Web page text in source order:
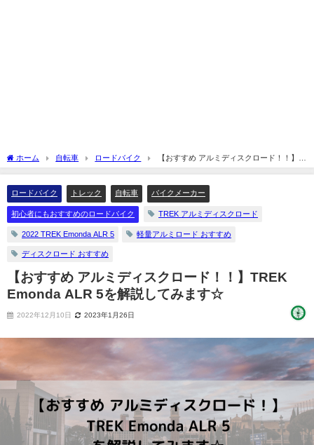
ホーム 自転車 ロードバイク
【おすすめ アルミディスクロード！！】
TREK Emonda ALR 5を解説してみます☆
ロードバイク トレック 自転車 バイクメーカー
初心者にもおすすめのロードバイク TREK アルミディスクロード
2022 TREK Emonda ALR 5 軽量アルミロード おすすめ
ディスクロード おすすめ
【おすすめ アルミディスクロード！！】TREK
Emonda ALR 5を解説してみます☆
2022年12月10日 2023年1月26日